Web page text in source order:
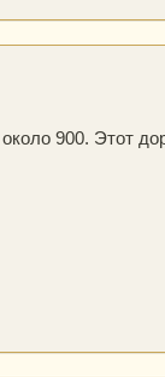
900. Этот